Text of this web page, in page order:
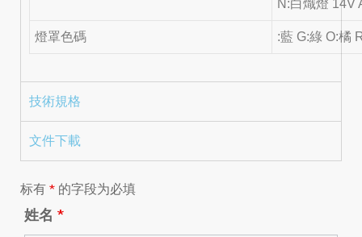
N:白熾燈 14V
燈罩色碼 :藍 G:綠 O:橘
技術規格
文件下載
标有 * 的字段为必填
姓名 *